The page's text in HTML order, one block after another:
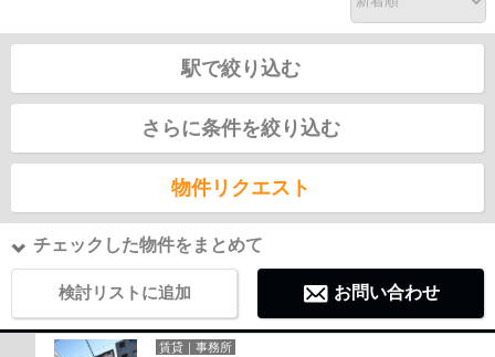
駅で絞り込む
さらに条件を絞り込む
物件リクエスト
チェックした物件をまとめて
検討リストに追加 お問い合わせ
賃貸｜事務所